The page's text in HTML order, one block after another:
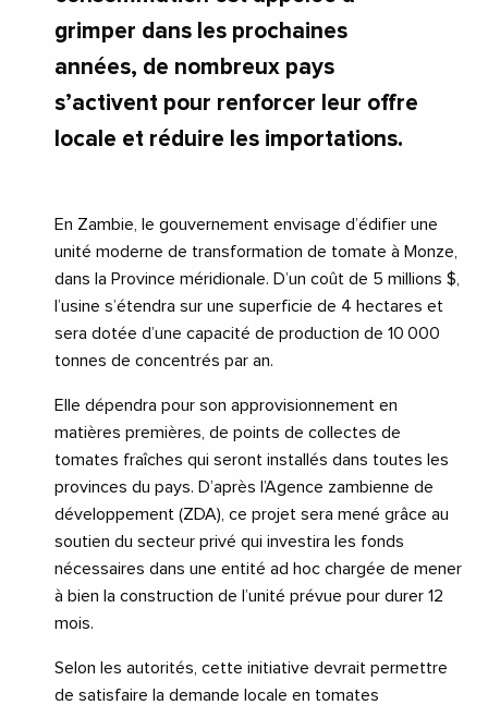
grimper dans les prochaines
années, de nombreux pays
s’activent pour renforcer leur offre
locale et réduire les importations.
En Zambie, le gouvernement envisage d’édifier une
unité moderne de transformation de tomate à Monze,
dans la Province méridionale. D’un coût de 5 millions $,
l’usine s’étendra sur une superficie de 4 hectares et
sera dotée d’une capacité de production de 10 000
tonnes de concentrés par an.
Elle dépendra pour son approvisionnement en
matières premières, de points de collectes de
tomates fraîches qui seront installés dans toutes les
provinces du pays. D’après l’Agence zambienne de
développement (ZDA), ce projet sera mené grâce au
soutien du secteur privé qui investira les fonds
nécessaires dans une entité ad hoc chargée de mener
à bien la construction de l’unité prévue pour durer 12
mois.
Selon les autorités, cette initiative devrait permettre
de satisfaire la demande locale en tomates